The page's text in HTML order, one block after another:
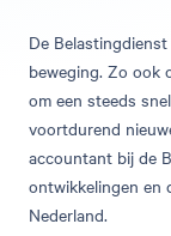
De
beweging. Zo ook
om een steeds
voortdurend
accountant bij de
ontwikkelingen en
Nederland.